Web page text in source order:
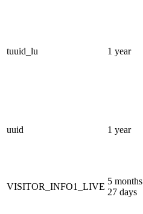
tuuid_lu 1 year
uuid 1 year
VISITOR_INFO1_LIVE
5 months
27 days